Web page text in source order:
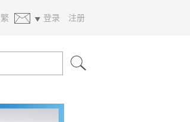
繁 登录 注册